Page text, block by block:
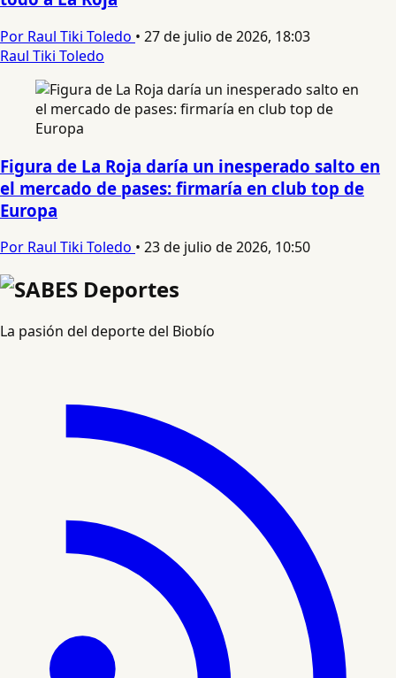
Por Raul Tiki Toledo • 27 de julio de 2026, 18:03
Raul Tiki Toledo
Figura de La Roja daría un inesperado salto en
el mercado de pases: firmaría en club top de
Europa
Por Raul Tiki Toledo • 23 de julio de 2026, 10:50
La pasión del deporte del Biobío